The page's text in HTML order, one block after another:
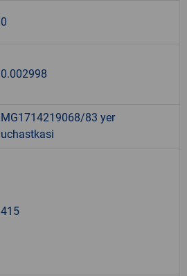
0
0.002998
MG1714219068/83 yer
uchastkasi
415